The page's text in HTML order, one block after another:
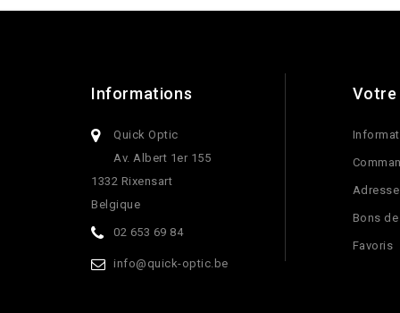
Informations
Quick Optic
Av. Albert 1er 155
1332 Rixensart
Belgique
02 653 69 84
info@quick-optic.be
Votre
Bons
Favoris